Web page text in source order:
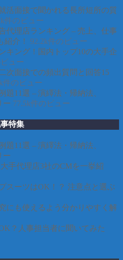
活面接で聞かれる長所短所の質
件のビュー
代理店ランキング – 売上、仕事
紹介！
92.2k件のビュー
キング！国内トップ10の大手企
ュー
次面接での頻出質問と回答15
件のビュー
題11選 – 演繹法・帰納法、
ー 77.5k件のビュー
特集
題11選 – 演繹法・帰納法、
ー
手代理店3社のCMを一挙紹
スーツはOK！？ 注意点と選ぶ
にも使えるよう分かりやすく解
？人事担当者に聞いてみた